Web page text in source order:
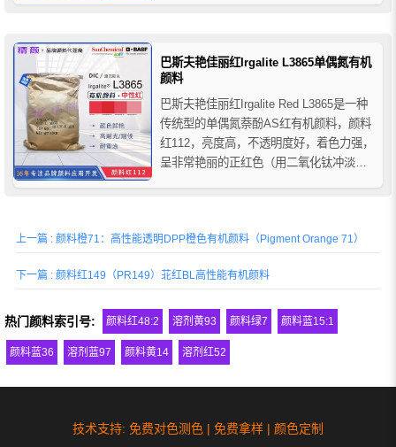
调烤漆。
巴斯夫艳佳丽红Irgalite L3865单偶氮有机
颜料
巴斯夫艳佳丽红Irgalite Red L3865是一种
传统型的单偶氮萘酚AS红有机颜料，颜料
红112，亮度高，不透明度好，着色力强，
呈非常艳丽的正红色（用二氧化钛冲淡时
墨、平版印刷油墨、紫外光固化油墨、
上一篇 : 颜料橙71：高性能透明DPP橙色有机颜料（Pigment Orange 71）
下一篇 : 颜料红149（PR149）苝红BL高性能有机颜料
热门颜料索引号: 颜料红48:2 溶剂黄93 颜料绿7 颜料蓝15:1
颜料蓝36 溶剂蓝97 颜料黄14 溶剂红52
技术支持: 免费对色测色 | 免费拿样 | 颜色定制